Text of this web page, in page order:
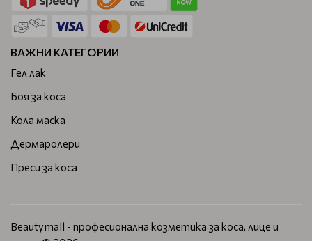
ВАЖНИ КАТЕГОРИИ
Гел лак
Боя за коса
Кола маска
Дермаролери
Преси за коса
Beautymall - професионална козметика за коса, лице и